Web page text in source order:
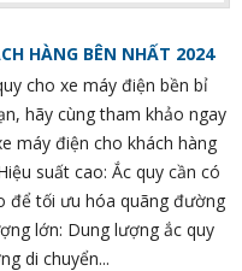
HÀNG BÊN NHẤT 2024
cho xe máy điện bền bỉ
hãy cùng tham khảo ngay
máy điện cho khách hàng
suất cao: Ắc quy cần có
để tối ưu hóa quãng đường
lớn: Dung lượng ắc quy
di chuyển...